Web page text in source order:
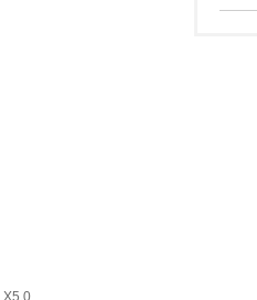
X5.0